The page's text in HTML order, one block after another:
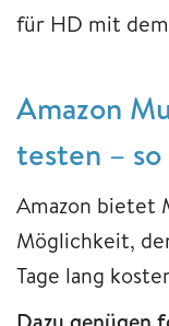
für HD mit
Amazon
testen – so
Amazon bietet
Möglichkeit,
Tage lang